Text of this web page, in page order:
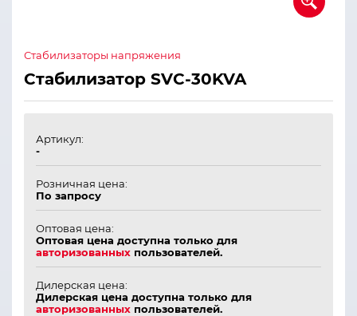
Стабилизаторы напряжения
Стабилизатор SVC-30KVA
Артикул:
-
Розничная цена:
По запросу
Оптовая цена:
Оптовая цена доступна только для
авторизованных пользователей.
Дилерская цена:
Дилерская цена доступна только для
авторизованных пользователей.